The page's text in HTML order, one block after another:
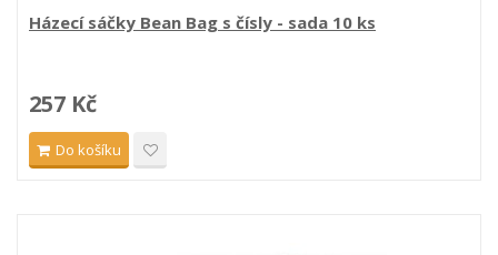
Házecí sáčky Bean Bag s čísly - sada 10 ks
257 Kč
Do košíku